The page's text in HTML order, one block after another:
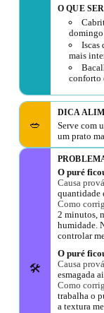
O QUE
Iscas
mais
conforto
🥗
DICA
Serve com
um prato
🛠️
O puré
Causa
quantidade
Como
2 minutos,
humidade.
controlar
O puré
Causa
esmagada
Como
trabalha o
a textura